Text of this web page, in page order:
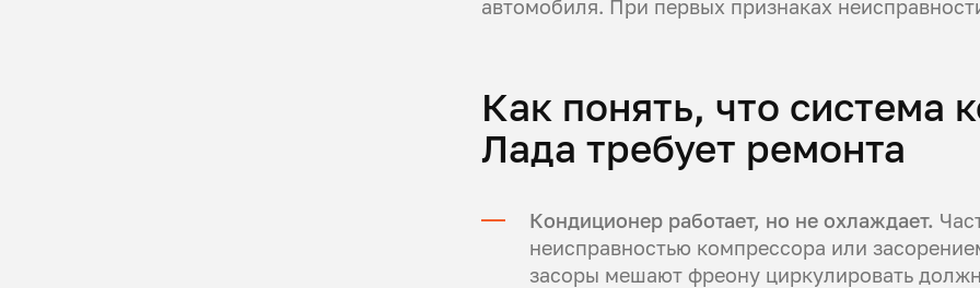
автомобиля. При первых признаках
Как понять, что система
Лада требует ремонта
Кондиционер работает, но не охлаждает.
неисправностью компрессора или
засоры мешают фреону циркулировать